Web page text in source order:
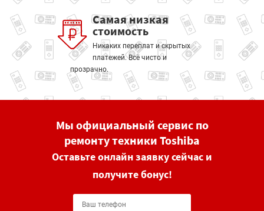
Самая низкая
стоимость
Никаких переплат и скрытых
платежей. Всё чисто и
прозрачно.
Мы официальный сервис по
ремонту техники Toshiba
Оставьте онлайн заявку сейчас и
получите бонус!